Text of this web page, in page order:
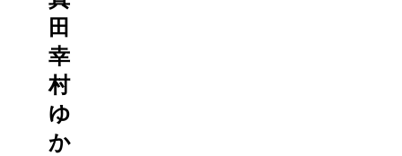
田
幸
村
ゆ
か